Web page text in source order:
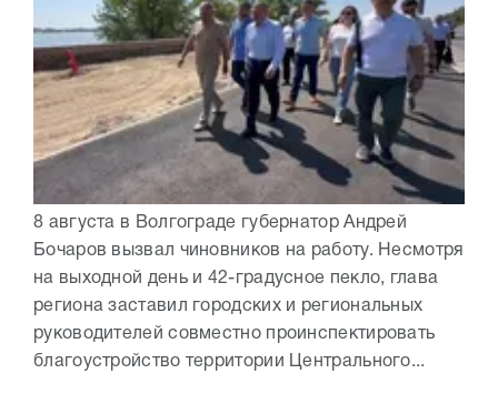
8 августа в Волгограде губернатор Андрей
Бочаров вызвал чиновников на работу. Несмотря
на выходной день и 42-градусное пекло, глава
региона заставил городских и региональных
руководителей совместно проинспектировать
благоустройство территории Центрального...